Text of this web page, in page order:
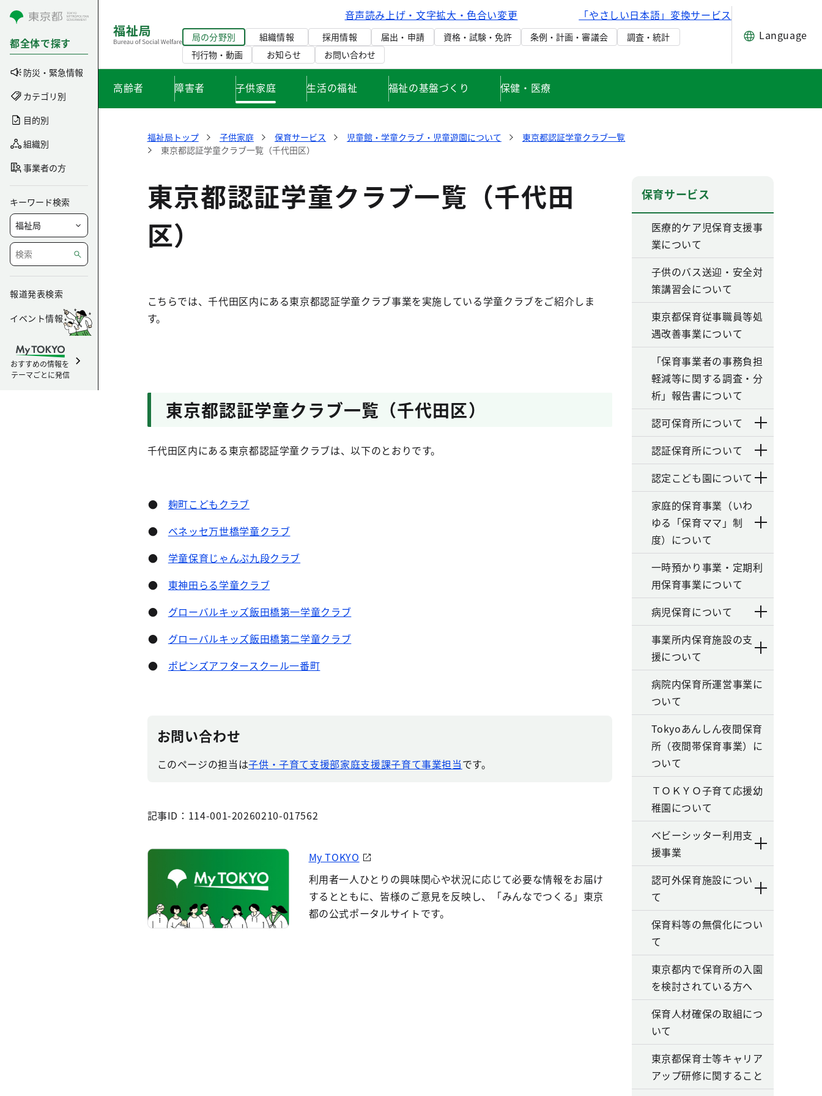
コンテンツにスキップ
都全体で探す
防災・緊急情報
カテゴリ別
目的別
組織別
事業者の方
キーワード検索
報道発表検索
イベント情報
おすすめの情報を
テーマごとに発信
音声読み上げ・文字拡大・色合い変更 「やさしい日本語」変換サービス
局の分野別 組織情報 採用情報 届出・申請 資格・試験・免許 条例・計画・審議会
調査・統計
刊行物・動画
お知らせ お問い合わせ
Language
高齢者 障害者 子供家庭 生活の福祉 福祉の基盤づくり 保健・医療
福祉局トップ 子供家庭 保育サービス 児童館・学童クラブ・児童遊園について
東京都認証学童クラブ一覧
東京都認証学童クラブ一覧（千代田区）
東京都認証学童クラブ一覧（千代田
区）
こちらでは、千代田区内にある東京都認証学童クラブ事業を実施している学童クラブをご紹介しま
す。
東京都認証学童クラブ一覧（千代田区）
千代田区内にある東京都認証学童クラブは、以下のとおりです。
● 麹町こどもクラブ
● ベネッセ万世橋学童クラブ
● 学童保育じゃんぷ九段クラブ
● 東神田らる学童クラブ
● グローバルキッズ飯田橋第一学童クラブ
● グローバルキッズ飯田橋第二学童クラブ
● ポピンズアフタースクール一番町
お問い合わせ
このページの担当は子供・子育て支援部家庭支援課子育て事業担当です。
記事ID：114-001-20260210-017562
My TOKYO
利用者一人ひとりの興味関心や状況に応じて必要な情報をお届け
するとともに、皆様のご意見を反映し、「みんなでつくる」東京
都の公式ポータルサイトです。
保育サービス
医療的ケア児保育支援事
業について
子供のバス送迎・安全対
策講習会について
東京都保育従事職員等処
遇改善事業について
「保育事業者の事務負担
軽減等に関する調査・分
析」報告書について
認可保育所について
認証保育所について
認定こども園について
家庭的保育事業（いわ
ゆる「保育ママ」制
度）について
一時預かり事業・定期利
用保育事業について
病児保育について
事業所内保育施設の支
援について
病院内保育所運営事業に
ついて
Tokyoあんしん夜間保育
所（夜間帯保育事業）に
ついて
ＴＯＫＹＯ子育て応援幼
稚園について
ベビーシッター利用支
援事業
認可外保育施設につい
て
保育料等の無償化につい
て
東京都内で保育所の入園
を検討されている方へ
保育人材確保の取組につ
いて
東京都保育士等キャリア
アップ研修に関すること